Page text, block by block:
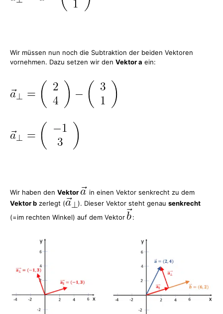
Wir müssen nun noch die Subtraktion der beiden Vektoren
vornehmen. Dazu setzen wir den Vektor a ein:
Wir haben den Vektor
in einen Vektor senkrecht zu dem
Vektor b zerlegt ( ). Dieser Vektor steht genau senkrecht
(=im rechten Winkel) auf dem Vektor
: